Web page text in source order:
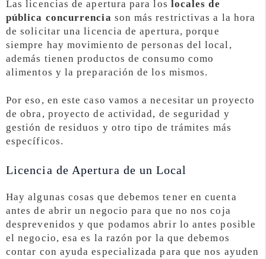
Las licencias de apertura para los locales de
pública concurrencia son más restrictivas a la hora
de solicitar una licencia de apertura, porque
siempre hay movimiento de personas del local,
además tienen productos de consumo como
alimentos y la preparación de los mismos.
Por eso, en este caso vamos a necesitar un proyecto
de obra, proyecto de actividad, de seguridad y
gestión de residuos y otro tipo de trámites más
específicos.
Licencia de Apertura de un Local
Hay algunas cosas que debemos tener en cuenta
antes de abrir un negocio para que no nos coja
desprevenidos y que podamos abrir lo antes posible
el negocio, esa es la razón por la que debemos
contar con ayuda especializada para que nos ayuden